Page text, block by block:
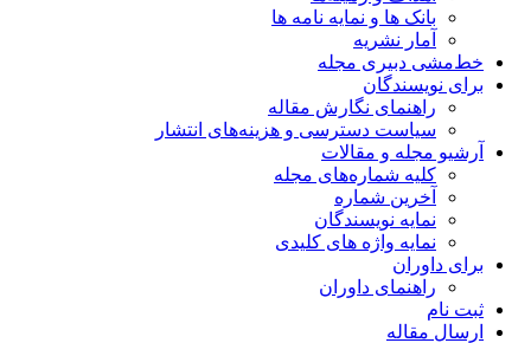
بانک ها و نمایه نامه ها
آمار نشریه
خط‌مشی دبیری مجله
برای نویسندگان
راهنمای نگارش مقاله
سیاست دسترسی و هزینه‌های انتشار
آرشیو مجله و مقالات
کلیه شماره‌های مجله
آخرین شماره
نمایه نویسندگان
نمایه واژه های کلیدی
برای داوران
راهنمای داوران
ثبت نام
ارسال مقاله